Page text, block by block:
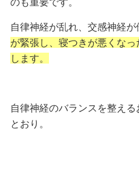
自律神経が乱れ、交感神経が
が緊張し、寝つきが悪くな
します。
自律神経のバランスを整え
とおり。